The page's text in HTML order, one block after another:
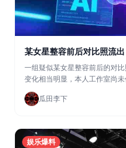
某女星整容前后对比照流
一组疑似某女星整容前后的对
变化相当明显，本人工作室尚未
瓜田李下
娱乐爆料